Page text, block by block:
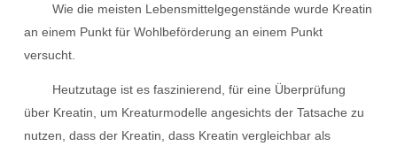
Wie die meisten Lebensmittelgegenstände wurde Kreatin
an einem Punkt für Wohlbeförderung an einem Punkt
versucht.
Heutzutage ist es faszinierend, für eine Überprüfung
über Kreatin, um Kreaturmodelle angesichts der Tatsache zu
nutzen, dass der Kreatin, dass Kreatin vergleichbar als